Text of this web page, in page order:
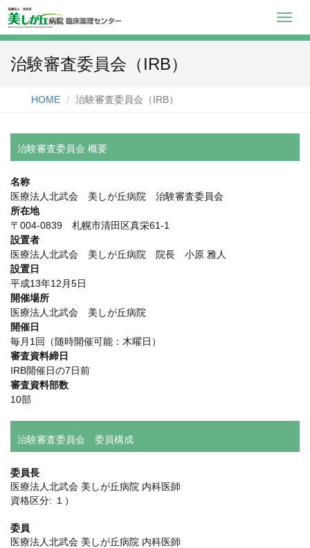
治験審査委員会（IRB）
HOME 治験審査委員会（IRB）
治験審査委員会 概要
名称
医療法人北武会 美しが丘病院 治験審査委員会
所在地
〒004-0839 札幌市清田区真栄61-1
設置者
医療法人北武会 美しが丘病院 院長 小原 雅人
設置日
平成13年12月5日
開催場所
医療法人北武会 美しが丘病院
開催日
毎月1回（随時開催可能：木曜日）
審査資料締日
IRB開催日の7日前
審査資料部数
10部
治験審査委員会 委員構成
委員長
医療法人北武会 美しが丘病院 内科医師
資格区分: １）
委員
医療法人北武会 美しが丘病院 内科医師